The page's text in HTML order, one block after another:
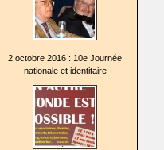
2 octobre 2016 : 10e Journée
nationale et identitaire